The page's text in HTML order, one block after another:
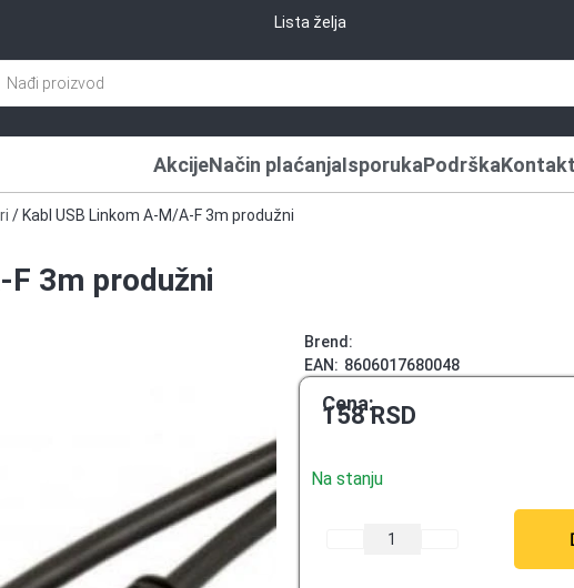
Lista želja
AkcijeNačin plaćanjaIsporukaPodrškaKontakt
/ Kabl USB Linkom A-M/A-F 3m produžni
3m produžni
Brend:
EAN: 8606017680048
Cena:
158RSD
Na stanju